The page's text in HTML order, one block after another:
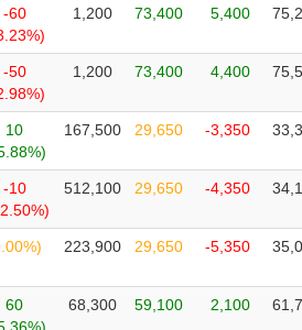
-60
1,200 73,400 5,400
-50
1,200 73,400 4,400
10
167,500 29,650 -3,350
-10
512,100 29,650 -4,350
223,900 29,650 -5,350
60
68,300 59,100 2,100
Chỉ số
Người liên quan Cổ đông lớn